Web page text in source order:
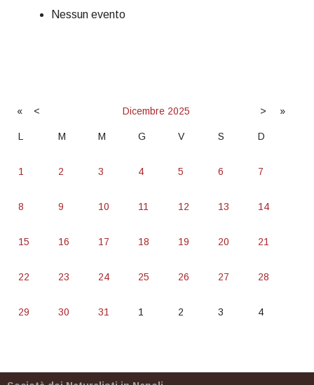
Nessun evento
« < Dicembre 2025 > »
L M M G V S D
1 2 3 4 5 6 7
8 9 10 11 12 13 14
15 16 17 18 19 20 21
22 23 24 25 26 27 28
29 30 31 1 2 3 4